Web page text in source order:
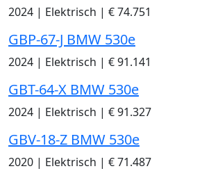
2024 | Elektrisch | € 74.751
GBP-67-J BMW 530e
2024 | Elektrisch | € 91.141
GBT-64-X BMW 530e
2024 | Elektrisch | € 91.327
GBV-18-Z BMW 530e
2020 | Elektrisch | € 71.487